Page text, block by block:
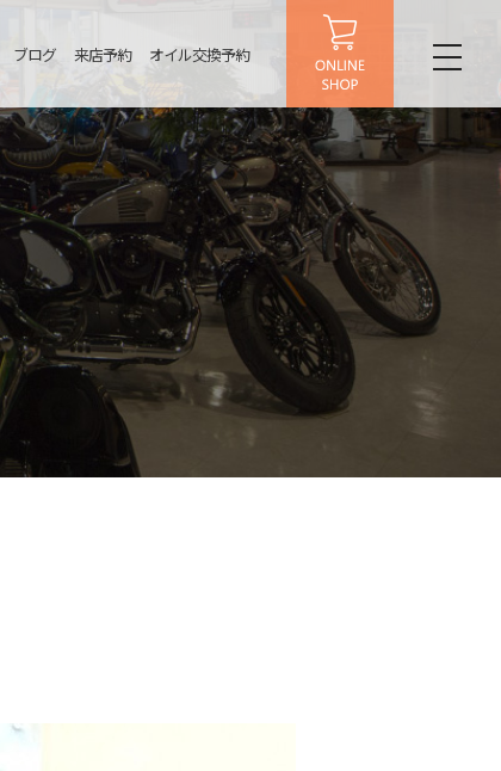
ブログ 来店予約 オイル交換予約